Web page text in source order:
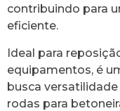
contribuindo para
eficiente.
Ideal para
equipamentos, é
busca
rodas para